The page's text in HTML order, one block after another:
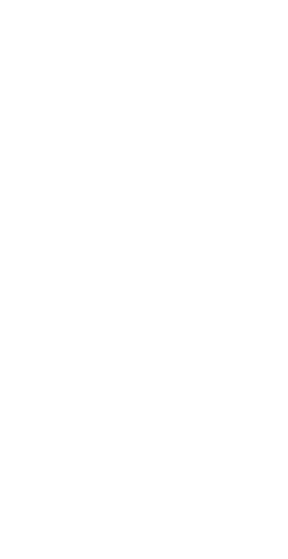
けに2Dおよび3Dゲームを構築
なイテレーション
上のプラットフォームを見る
ライブゲームオペレーション
ーを獲得する
理
クトを構築およびレビューする
グ
を作成する
に変換する
を促進する
APIリファレンス
追跡
ングブロック
イベント
を祝う
ーする
ニング
レベルアップ
始めましょう
ラクティス
ート
早く達成する